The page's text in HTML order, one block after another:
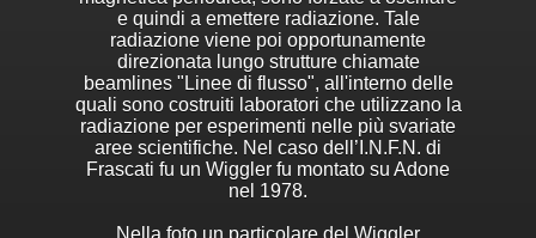
e quindi a emettere radiazione. Tale
radiazione viene poi opportunamente
direzionata lungo strutture chiamate
beamlines "Linee di flusso", all'interno delle
quali sono costruiti laboratori che utilizzano la
radiazione per esperimenti nelle più svariate
aree scientifiche. Nel caso dell’I.N.F.N. di
Frascati fu un Wiggler fu montato su Adone
nel 1978.